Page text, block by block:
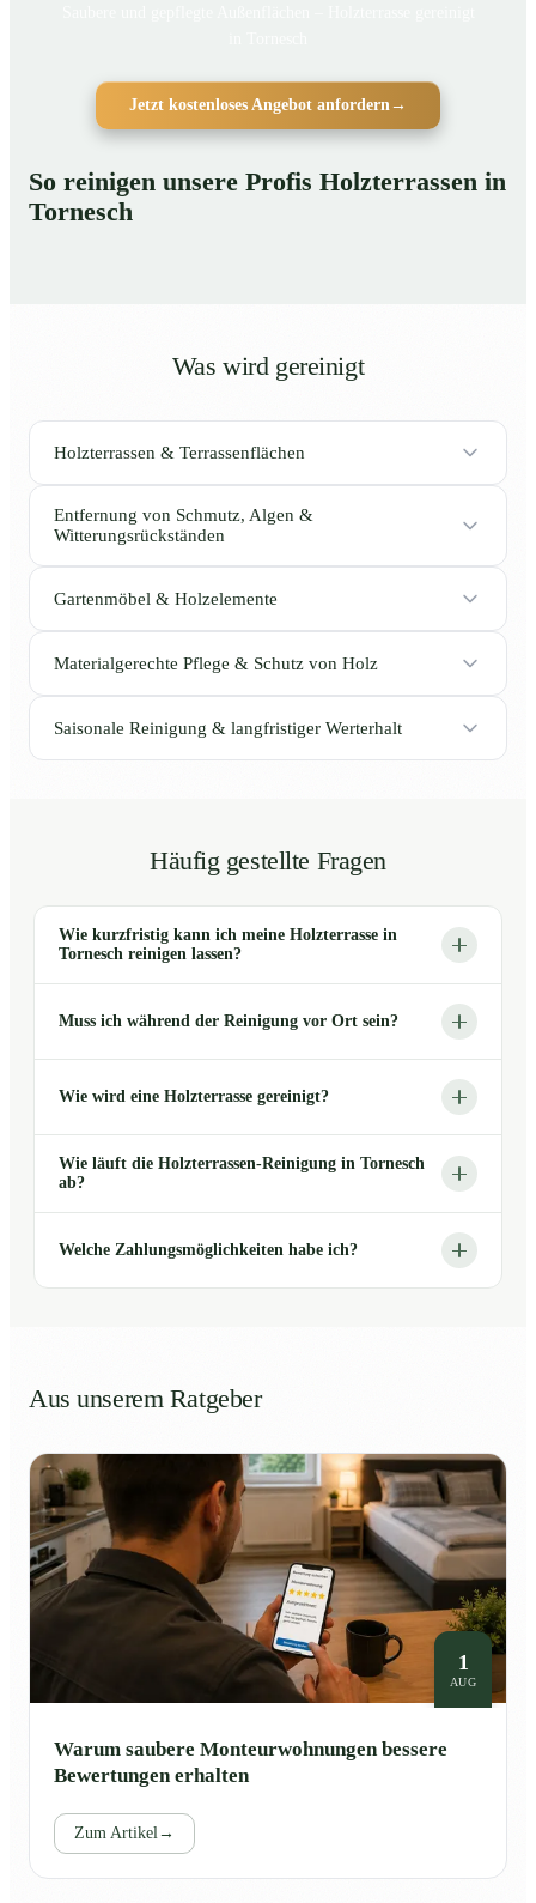
Jetzt kostenloses Angebot anfordern→
So reinigen unsere Profis Holzterrassen in
Tornesch
Was wird gereinigt
Holzterrassen & Terrassenflächen
Entfernung von Schmutz, Algen &
Witterungsrückständen
Gartenmöbel & Holzelemente
Materialgerechte Pflege & Schutz von Holz
Saisonale Reinigung & langfristiger Werterhalt
Häufig gestellte Fragen
Wie kurzfristig kann ich meine Holzterrasse in
Tornesch reinigen lassen?
Muss ich während der Reinigung vor Ort sein?
Wie wird eine Holzterrasse gereinigt?
Wie läuft die Holzterrassen-Reinigung in Tornesch
ab?
Welche Zahlungsmöglichkeiten habe ich?
Aus unserem Ratgeber
1
AUG
Warum saubere Monteurwohnungen bessere
Bewertungen erhalten
Zum Artikel→